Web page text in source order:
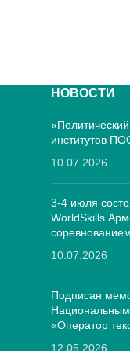
НОВОСТИ
институтов
10.07.2026
3-4 июля
WorldSkills
10.07.2026
Подписан
«Оператор
12.05.2026